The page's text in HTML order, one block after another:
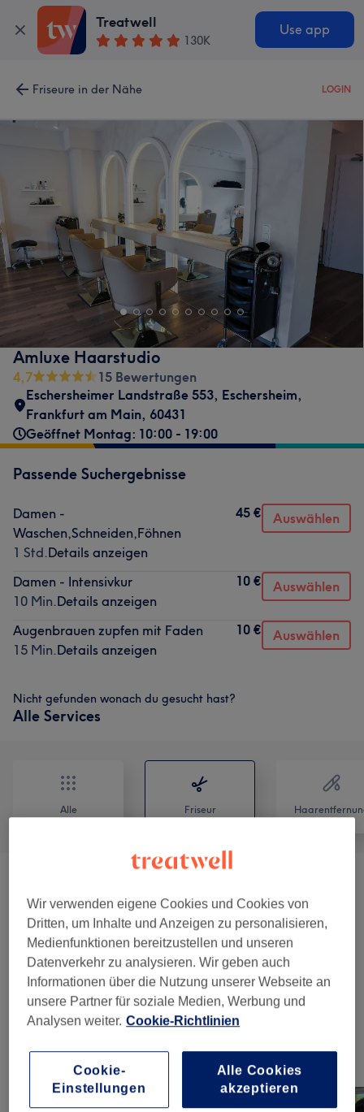
Treatwell
130K
Use app
Friseure in der Nähe LOGIN
Amluxe Haarstudio
4,7
15 Bewertungen
Eschersheimer Landstraße 553, Eschersheim,
Frankfurt am Main, 60431
Geöffnet Montag: 10:00 - 19:00
Passende Suchergebnisse
Damen -
Waschen,Schneiden,Föhnen
1 Std.Details anzeigen
45 € Auswählen
Damen - Intensivkur
10 Min.Details anzeigen
10 € Auswählen
Augenbrauen zupfen mit Faden
15 Min.Details anzeigen
10 € Auswählen
Nicht gefunden wonach du gesucht hast?
Alle Services
Alle Friseur
Damen - Farbe & Coloration (9) ab 45 €
Spezial (2)
Herren - Haarschnitte (2) ab 25 €
Unsere Arbeit
Bild anklicken für weitere Details
Wir verwenden eigene Cookies und Cookies von
Dritten, um Inhalte und Anzeigen zu personalisieren,
Medienfunktionen bereitzustellen und unseren
Datenverkehr zu analysieren. Wir geben auch
Informationen über die Nutzung unserer Webseite an
unsere Partner für soziale Medien, Werbung und
Analysen weiter. Cookie-Richtlinien
Cookie-
Einstellungen
Alle Cookies
akzeptieren